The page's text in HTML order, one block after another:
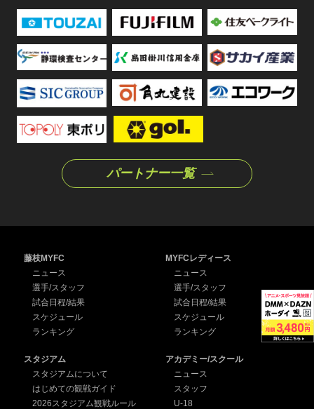
パートナー一覧
藤枝MYFC
ニュース
選手/スタッフ
試合日程/結果
スケジュール
ランキング
MYFCレディース
ニュース
選手/スタッフ
試合日程/結果
スケジュール
ランキング
スタジアム
スタジアムについて
はじめての観戦ガイド
2026スタジアム観戦ルール
アカデミー/スクール
ニュース
スタッフ
U-18